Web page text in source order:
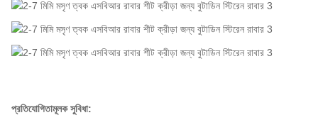
প্রতিযোগিতামূলক সুবিধা: